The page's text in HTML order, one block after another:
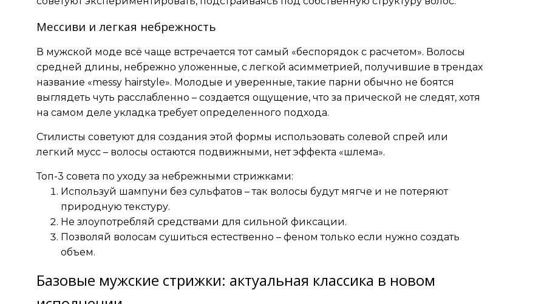
Мессиви и легкая небрежность
В мужской моде всё чаще встречается тот самый «беспорядок с расчетом». Волосы
средней длины, небрежно уложенные, с легкой асимметрией, получившие в трендах
название «messy hairstyle». Молодые и уверенные, такие парни обычно не боятся
выглядеть чуть расслабленно – создается ощущение, что за прической не следят, хотя
на самом деле укладка требует определенного подхода.
Стилисты советуют для создания этой формы использовать солевой спрей или
легкий мусс – волосы остаются подвижными, нет эффекта «шлема».
Топ-3 совета по уходу за небрежными стрижками:
Используй шампуни без сульфатов – так волосы будут мягче и не потеряют
природную текстуру.
Не злоупотребляй средствами для сильной фиксации.
Позволяй волосам сушиться естественно – феном только если нужно создать
объем.
Базовые мужские стрижки: актуальная классика в новом